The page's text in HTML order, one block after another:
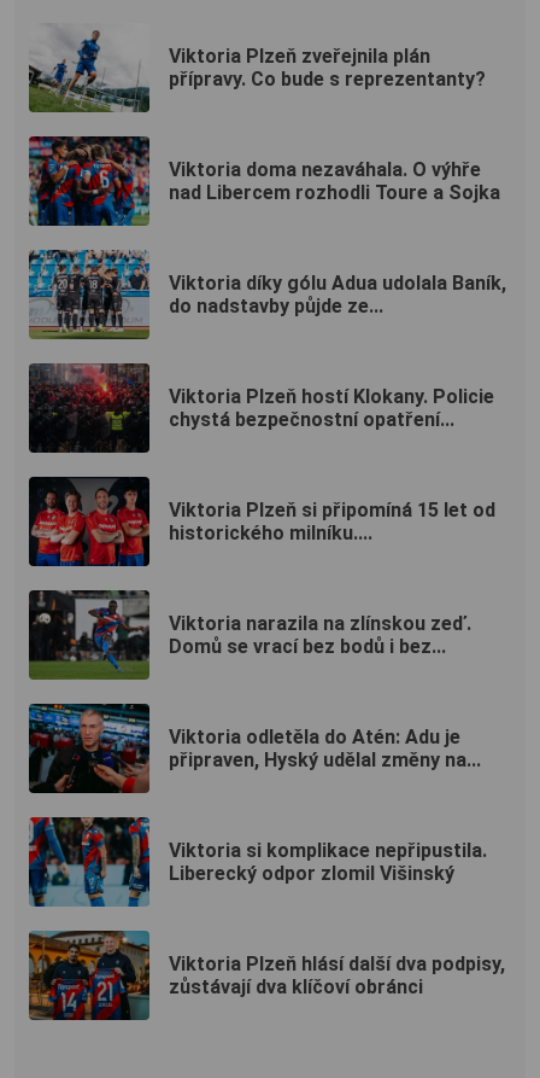
Viktoria Plzeň zveřejnila plán
přípravy. Co bude s reprezentanty?
Viktoria doma nezaváhala. O výhře
nad Libercem rozhodli Toure a Sojka
Viktoria díky gólu Adua udolala Baník,
do nadstavby půjde ze...
Viktoria Plzeň hostí Klokany. Policie
chystá bezpečnostní opatření...
Viktoria Plzeň si připomíná 15 let od
historického milníku....
Viktoria narazila na zlínskou zeď.
Domů se vrací bez bodů i bez...
Viktoria odletěla do Atén: Adu je
připraven, Hyský udělal změny na...
Viktoria si komplikace nepřipustila.
Liberecký odpor zlomil Višinský
Viktoria Plzeň hlásí další dva podpisy,
zůstávají dva klíčoví obránci